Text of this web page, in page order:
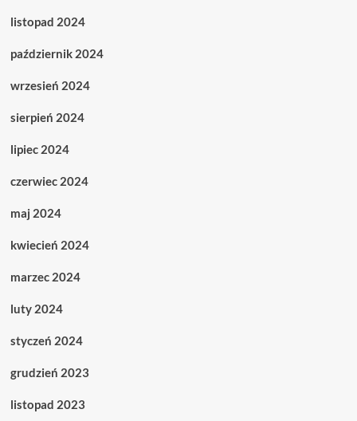
listopad 2024
październik 2024
wrzesień 2024
sierpień 2024
lipiec 2024
czerwiec 2024
maj 2024
kwiecień 2024
marzec 2024
luty 2024
styczeń 2024
grudzień 2023
listopad 2023